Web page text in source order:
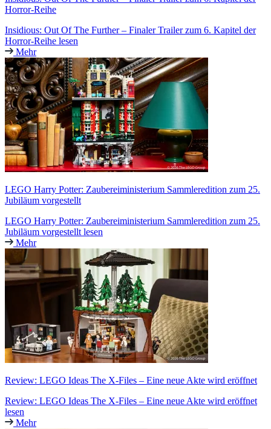
Horror-Reihe
Insidious: Out Of The Further – Finaler Trailer zum 6. Kapitel der
Horror-Reihe lesen
Mehr
LEGO Harry Potter: Zaubereiministerium Sammleredition zum 25.
Jubiläum vorgestellt
LEGO Harry Potter: Zaubereiministerium Sammleredition zum 25.
Jubiläum vorgestellt lesen
Mehr
Review: LEGO Ideas The X-Files – Eine neue Akte wird eröffnet
Review: LEGO Ideas The X-Files – Eine neue Akte wird eröffnet
lesen
Mehr